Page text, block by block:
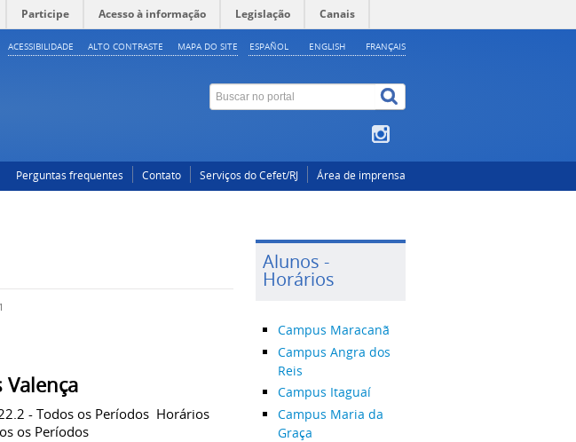
Participe Acesso à informação Legislação Canais
ESPAÑOL ENGLISH FRANÇAIS
ACESSIBILIDADE ALTO CONTRASTE MAPA DO SITE
Perguntas frequentes Contato Serviços do Cefet/RJ Área de imprensa
- Todos os Períodos Horários
os Períodos
Alunos -
Horários
Campus Maracanã
Campus Angra dos
Reis
Campus Itaguaí
Campus Maria da
Graça